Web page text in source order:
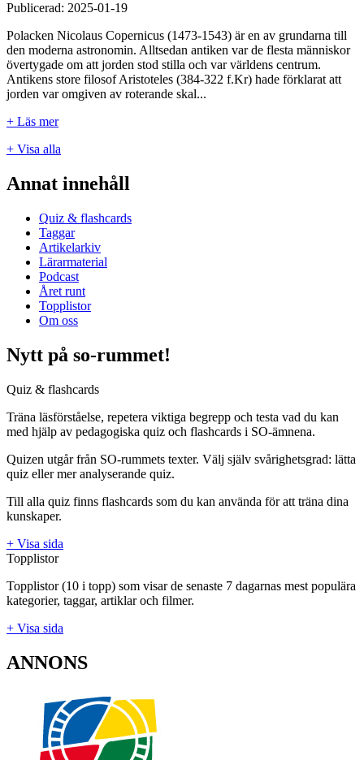
Publicerad: 2025-01-19
Polacken Nicolaus Copernicus (1473-1543) är en av grundarna till
den moderna astronomin. Alltsedan antiken var de flesta människor
övertygade om att jorden stod stilla och var världens centrum.
Antikens store filosof Aristoteles (384-322 f.Kr) hade förklarat att
jorden var omgiven av roterande skal...
+ Läs mer
+ Visa alla
Annat innehåll
Quiz & flashcards
Taggar
Artikelarkiv
Lärarmaterial
Podcast
Året runt
Topplistor
Om oss
Nytt på so-rummet!
Quiz & flashcards
Träna läsförståelse, repetera viktiga begrepp och testa vad du kan
med hjälp av pedagogiska quiz och flashcards i SO-ämnena.
Quizen utgår från SO-rummets texter. Välj själv svårighetsgrad: lätta
quiz eller mer analyserande quiz.
Till alla quiz finns flashcards som du kan använda för att träna dina
kunskaper.
+ Visa sida
Topplistor
Topplistor (10 i topp) som visar de senaste 7 dagarnas mest populära
kategorier, taggar, artiklar och filmer.
+ Visa sida
ANNONS